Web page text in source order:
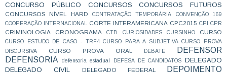
CONCURSO PÚBLICO
CONCURSOS CONCURSOS FUTUROS
CONCURSOS NÍVEL HARD CONTRATAÇÃO TEMPORÁRIA
CONVENÇÃO 169
COOPERAÇÃO INTERNACIONAL
CORTE INTERAMERICANA CPC2015 CPI CPR
CRIMINOLOGIA CRONOGRAMA CTB CURIOSIDADES CURSINHO CURSO
CURSO ESTUDO DE CASO - TRF4 CURSO PARA A SUBJETIVA
CURSO PROVA
DISCURSIVA
CURSO PROVA ORAL DEBATE
DEFENSOR
DEFENSORIA
defensoria estadual DEFESA DE CANDIDATOS
DELEGADO
DELEGADO CIVIL
DELEGADO FEDERAL DEPOIMENTO